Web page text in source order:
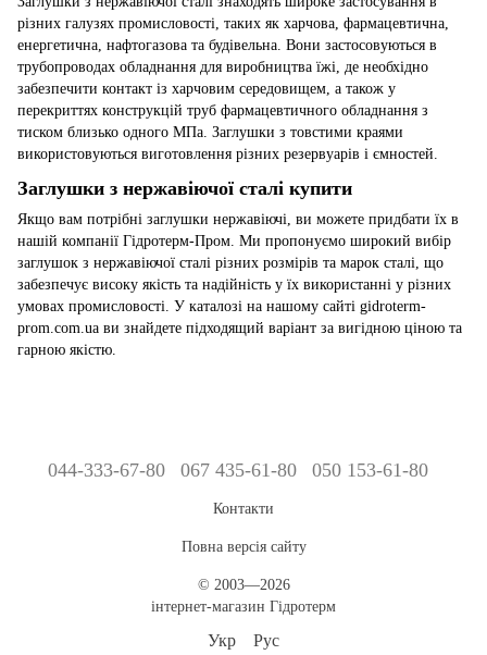
різних галузях промисловості, таких як харчова, фармацевтична,
енергетична, нафтогазова та будівельна. Вони застосовуються в
трубопроводах обладнання для виробництва їжі, де необхідно
забезпечити контакт із харчовим середовищем, а також у
перекриттях конструкцій труб фармацевтичного обладнання з
тиском близько одного МПа. Заглушки з товстими краями
використовуються виготовлення різних резервуарів і ємностей.
Заглушки з нержавіючої сталі купити
Якщо вам потрібні заглушки нержавіючі, ви можете придбати їх в
нашій компанії Гідротерм-Пром. Ми пропонуємо широкий вибір
заглушок з нержавіючої сталі різних розмірів та марок сталі, що
забезпечує високу якість та надійність у їх використанні у різних
умовах промисловості. У каталозі на нашому сайті gidroterm-
prom.com.ua ви знайдете підходящий варіант за вигідною ціною та
гарною якістю.
044-333-67-80 067 435-61-80 050 153-61-80
Контакти
Повна версія сайту
© 2003—2026
інтернет-магазин Гідротерм
Укр Рус